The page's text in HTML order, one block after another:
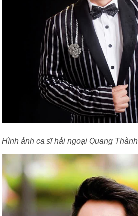
Hình ảnh ca sĩ hải ngoại Quang Thành